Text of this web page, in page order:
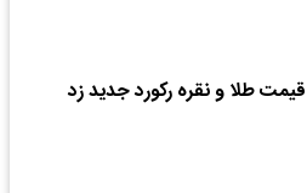
قیمت طلا و نقره رکورد جدید زد